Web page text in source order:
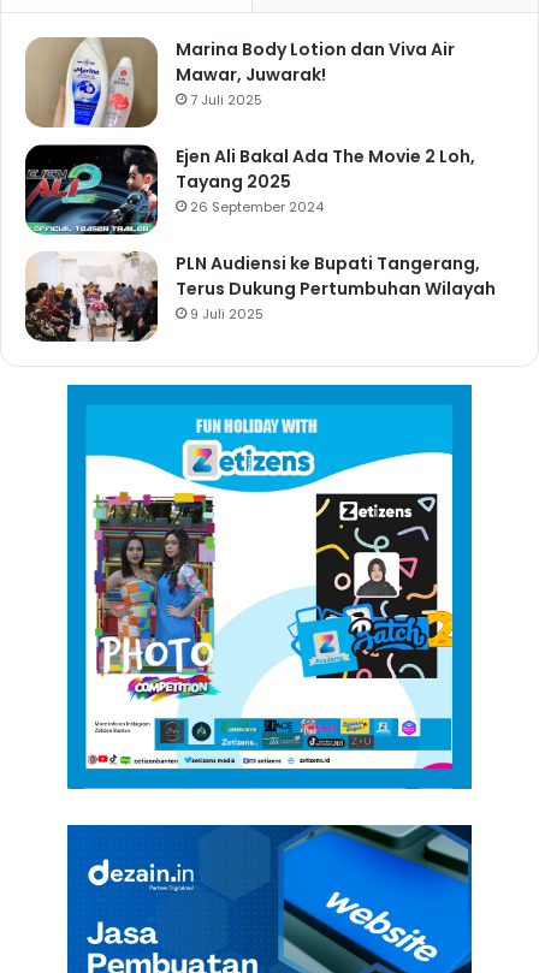
Marina Body Lotion dan Viva Air
Mawar, Juwarak!
7 Juli 2025
Ejen Ali Bakal Ada The Movie 2 Loh,
Tayang 2025
26 September 2024
PLN Audiensi ke Bupati Tangerang,
Terus Dukung Pertumbuhan Wilayah
9 Juli 2025